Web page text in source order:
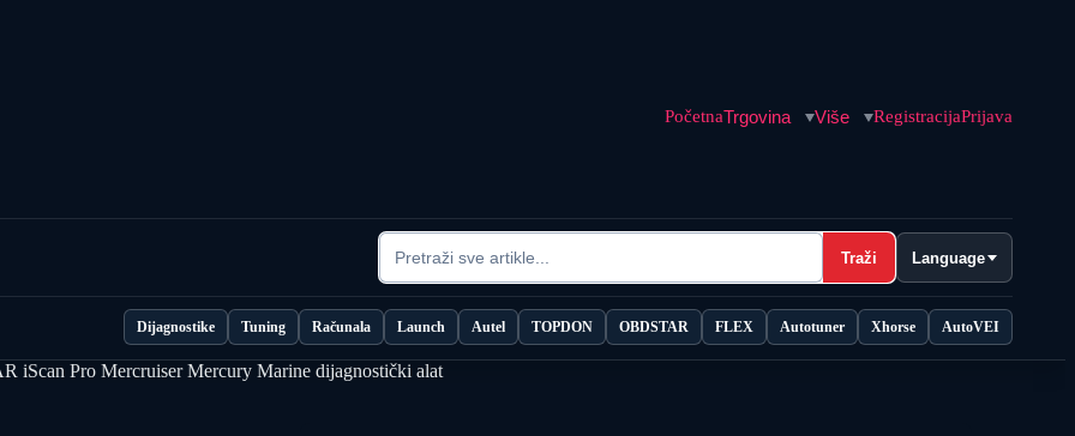
PočetnaTrgovina Više RegistracijaPrijava
Traži Language
Dijagnostike Tuning Računala Launch Autel TOPDON OBDSTAR FLEX Autotuner Xhorse AutoVEI
iScan Pro Mercruiser Mercury Marine dijagnostički alat